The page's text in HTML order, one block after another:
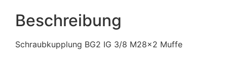
Beschreibung
Schraubkupplung BG2 IG 3/8 M28x2 Muffe